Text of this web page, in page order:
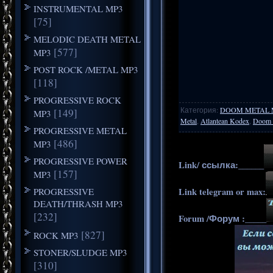
INSTRUMENTAL MP3
[75]
MELODIC DEATH METAL
MP3 [577]
POST ROCK /METAL MP3
[118]
PROGRESSIVE ROCK
MP3 [149]
PROGRESSIVE METAL
MP3 [486]
PROGRESSIVE POWER
MP3 [157]
PROGRESSIVE
DEATH/THRASH MP3
[232]
ROCK MP3 [827]
STONER/SLUDGE MP3
[310]
Категория: DOOM METAL
Metal Atlantean Kodex Doom
Link/ ссылка:______
Link telegram or max:
Forum /Форум :_____